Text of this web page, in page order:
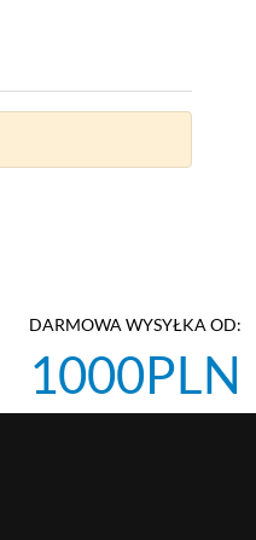
DARMOWA WYSYŁKA OD:
1000PLN